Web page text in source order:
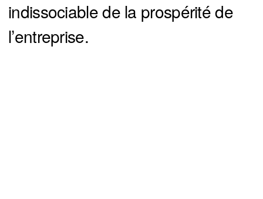
indissociable de la prospérité de
l’entreprise.